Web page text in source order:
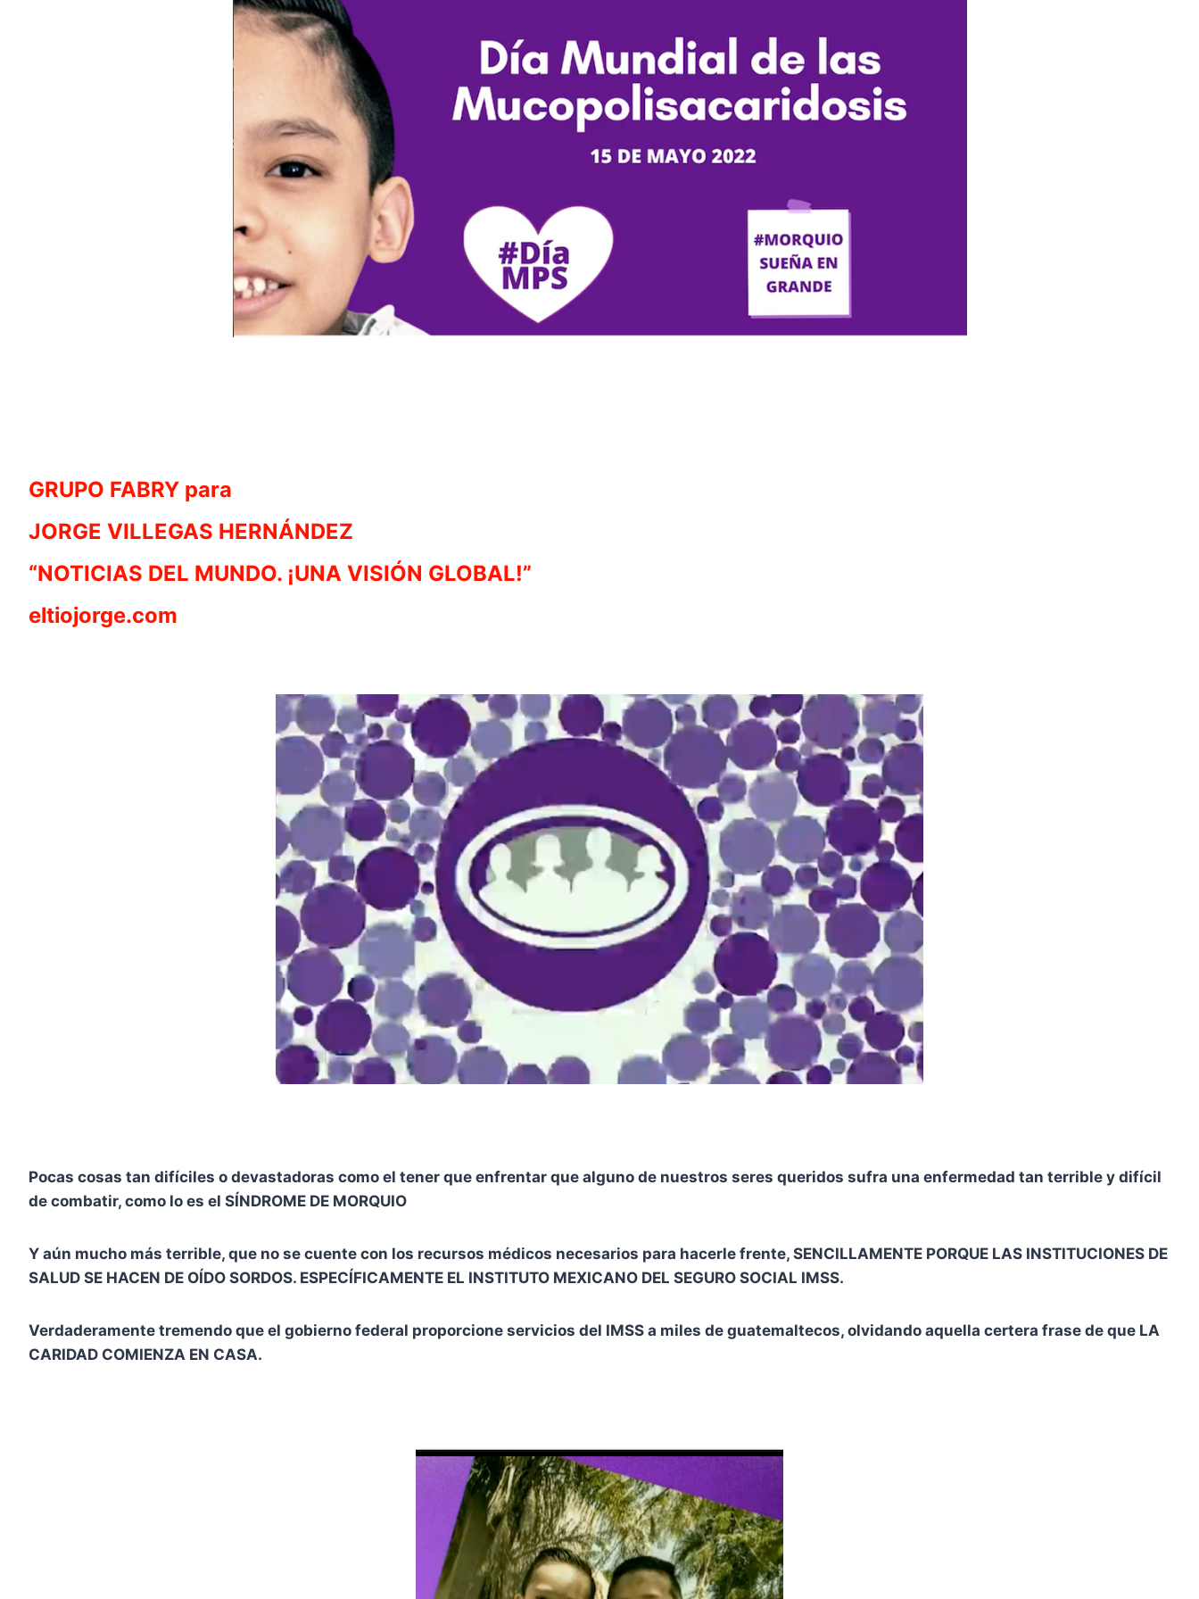
GRUPO FABRY para
JORGE VILLEGAS HERNÁNDEZ
“NOTICIAS DEL MUNDO. ¡UNA VISIÓN GLOBAL!”
eltiojorge.com
Pocas cosas tan difíciles o devastadoras como el tener que enfrentar que alguno de nuestros seres queridos sufra una enfermedad tan terrible y difícil
de combatir, como lo es el SÍNDROME DE MORQUIO
Y aún mucho más terrible, que no se cuente con los recursos médicos necesarios para hacerle frente, SENCILLAMENTE PORQUE LAS INSTITUCIONES DE
SALUD SE HACEN DE OÍDO SORDOS. ESPECÍFICAMENTE EL INSTITUTO MEXICANO DEL SEGURO SOCIAL IMSS.
Verdaderamente tremendo que el gobierno federal proporcione servicios del IMSS a miles de guatemaltecos, olvidando aquella certera frase de que LA
CARIDAD COMIENZA EN CASA.